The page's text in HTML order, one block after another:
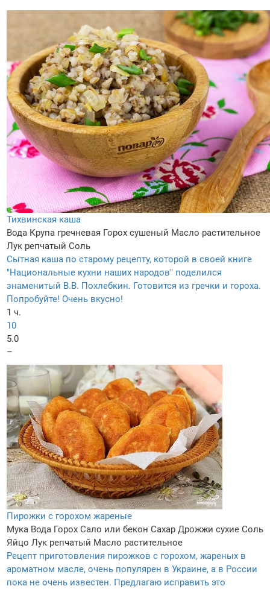
Тихвинская каша
Вода Крупа гречневая Горох сушеный Масло растительное
Лук репчатый Соль
Сытная каша по старому рецепту, которой в своей книге
"Национальные кухни наших народов" поделился
знаменитый В.В. Похлебкин. Готовится из гречки и гороха.
Попробуйте! Очень вкусно!
1 ч.
10
5.0
–
Пирожки с горохом жареные
Мука Вода Горох Сало или бекон Сахар Дрожжи сухие Соль
Яйцо Лук репчатый Масло растительное
Рецепт приготовления пирожков с горохом, жареных в
ароматном масле, очень популярен в Украине, а в России
пока не очень известен. Предлагаю исправить это